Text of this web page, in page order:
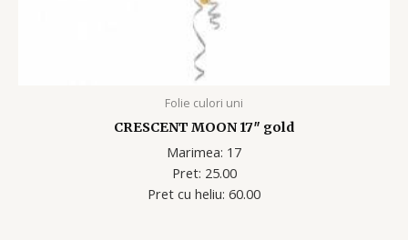
Folie culori uni
CRESCENT MOON 17″ gold
Marimea: 17
Pret: 25.00
Pret cu heliu: 60.00